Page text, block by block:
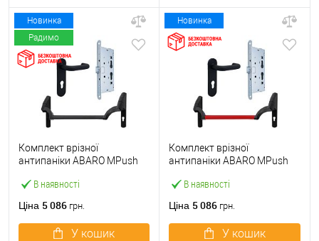
Новинка
Радимо
В наявності
Комплект врізної
антипаніки ABARO МPush
чорний із замком та ручкою
Ціна 5 086 грн.
У кошик
Новинка
В наявності
Комплект врізної
антипаніки ABARO МPush
червоний із замком та
Ціна 5 086 грн.
У кошик